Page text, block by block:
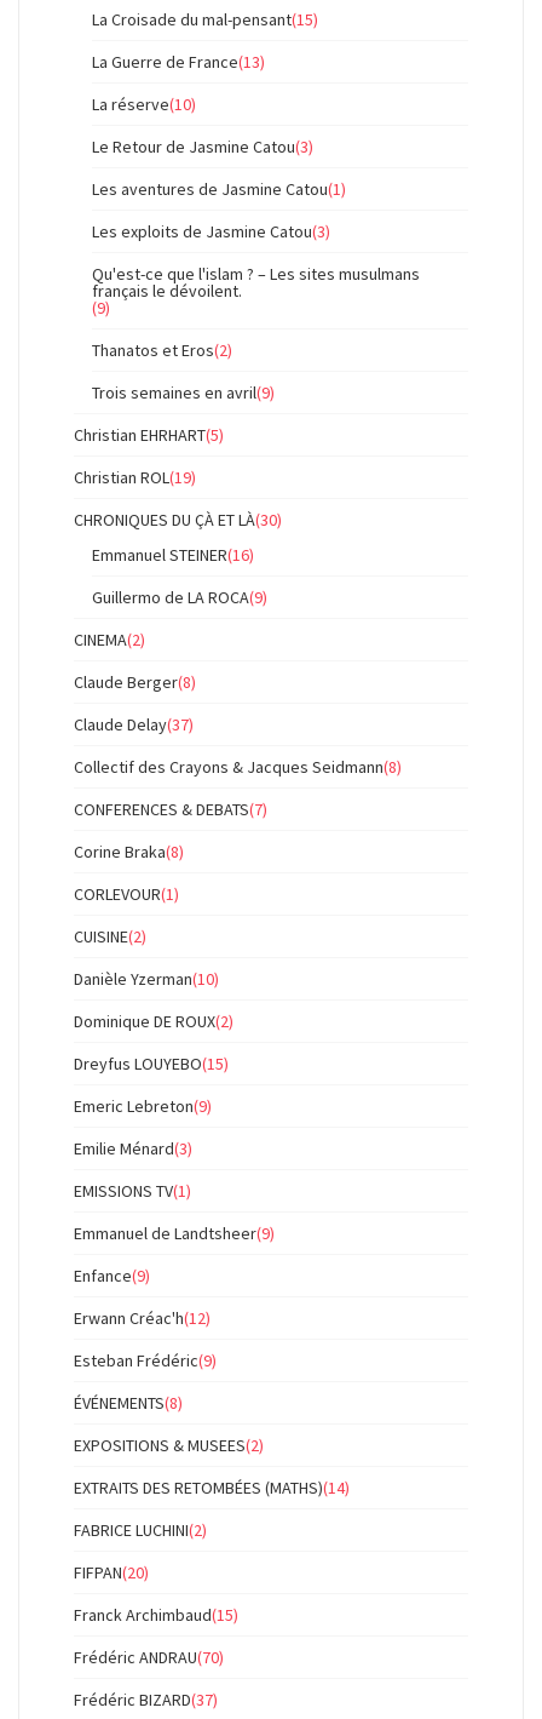
La Croisade du mal-pensant(15)
La Guerre de France(13)
La réserve(10)
Le Retour de Jasmine Catou(3)
Les aventures de Jasmine Catou(1)
Les exploits de Jasmine Catou(3)
Qu'est-ce que l'islam ? – Les sites musulmans
français le dévoilent.
(9)
Thanatos et Eros(2)
Trois semaines en avril(9)
Christian EHRHART(5)
Christian ROL (19)
CHRONIQUES DU ÇÀ ET LÀ(30)
Emmanuel STEINER(16)
Guillermo de LA ROCA(9)
CINEMA(2)
Claude Berger(8)
Claude Delay(37)
Collectif des Crayons & Jacques Seidmann(8)
CONFERENCES & DEBATS(7)
Corine Braka(8)
CORLEVOUR(1)
CUISINE(2)
Danièle Yzerman(10)
Dominique DE ROUX(2)
Dreyfus LOUYEBO(15)
Emeric Lebreton(9)
Emilie Ménard(3)
EMISSIONS TV(1)
Emmanuel de Landtsheer(9)
Enfance(9)
Erwann Créac'h(12)
Esteban Frédéric(9)
ÉVÉNEMENTS(8)
EXPOSITIONS & MUSEES(2)
EXTRAITS DES RETOMBÉES (MATHS)(14)
FABRICE LUCHINI(2)
FIFPAN(20)
Franck Archimbaud(15)
Frédéric ANDRAU(70)
Frédéric BIZARD(37)